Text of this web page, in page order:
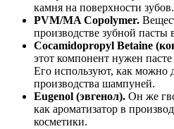
камня на поверхности зубов.
PVM/MA Copolymer.
производстве зубной пасты
Cocamidopropyl Betaine
этот компонент нужен
Его используют, как можно
производства шампуней.
Eugenol (эвгенол). Он же
как ароматизатор в
косметики.